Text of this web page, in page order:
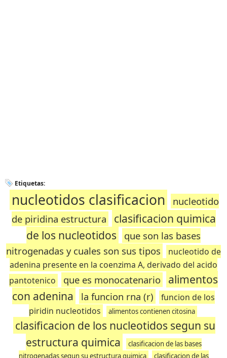
Etiquetas:
nucleotidos clasificacion
nucleotido
de piridina estructura
clasificacion quimica
de los nucleotidos
que son las bases
nitrogenadas y cuales son sus tipos
nucleotido de
adenina presente en la coenzima A, derivado del acido
pantotenico
que es monocatenario
alimentos
con adenina
la funcion rna (r)
funcion de los
piridin nucleotidos
alimentos contienen citosina
clasificacion de los nucleotidos segun su
estructura quimica
clasificacion de las bases
nitrogenadas segun su estructura quimica
clasificacion de las